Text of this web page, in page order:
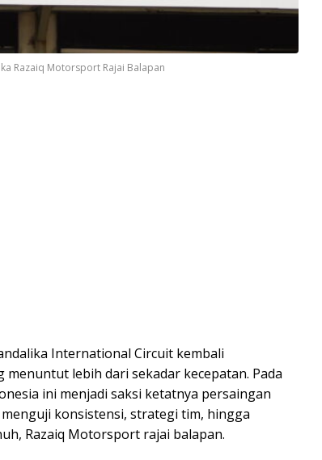
Razaiq Motorsport Rajai Balapan
International Circuit kembali
lebih dari sekadar kecepatan. Pada
ini menjadi saksi ketatnya persaingan
konsistensi, strategi tim, hingga
Razaiq Motorsport rajai balapan.